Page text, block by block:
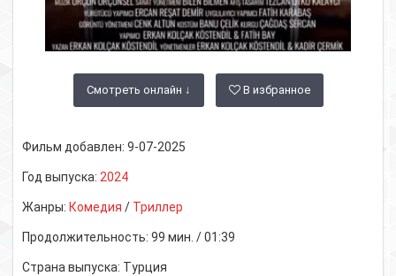
Смотреть онлайн ↓ В избранное
Фильм добавлен: 9-07-2025
Год выпуска: 2024
Жанры: Комедия / Триллер
Продолжительность: 99 мин. / 01:39
Страна выпуска: Турция